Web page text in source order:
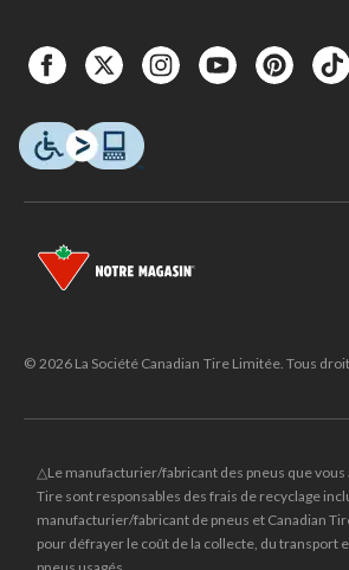
© 2026 La Société Canadian Tire Limitée. Tous
△Le manufacturier/fabricant des pneus que vous
Tire sont responsables des frais de recyclage
manufacturier/fabricant de pneus et Canadian
pour défrayer le coût de la collecte, du transport